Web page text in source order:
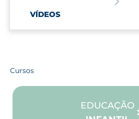
VÍDEOS
Cursos
EDUCAÇÃO